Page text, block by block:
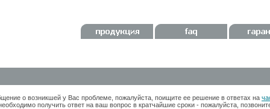
о возникшей у Вас проблеме, пожалуйста, поищите ее решение в ответах на
получить ответ на ваш вопрос в кратчайшие сроки - пожалуйста,